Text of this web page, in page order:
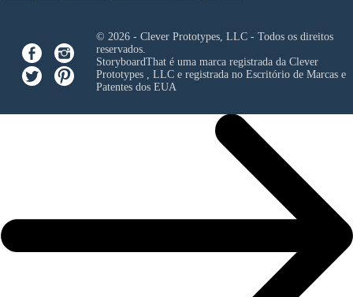
© 2026 - Clever Prototypes, LLC - Todos os direitos
reservados.
StoryboardThat é uma marca registrada da Clever
Prototypes , LLCe registrada no Escritório de Marcas e
Patentes dos EUA